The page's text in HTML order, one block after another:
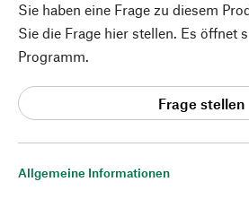
Allgemeine Informationen
Sie haben eine Frage zu diesem
Sie die Frage hier stellen. Es öffnet
Programm.
Frage stellen